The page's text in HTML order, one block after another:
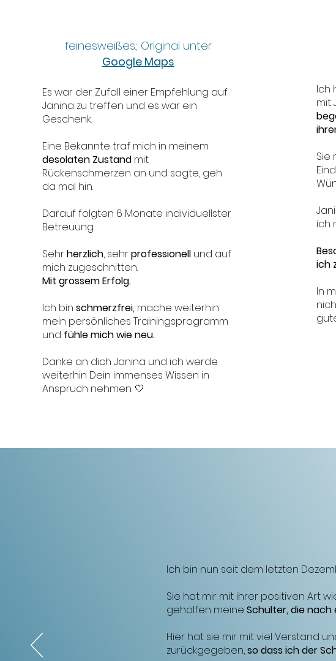
feinesweißes.; Original unter
Google Maps
Es war der Zufall einer Empfehlung auf
Janina zu treffen und es war ein
Geschenk.
Eine Bekannte traf mich in meinem
desolaten Zustand mit
Rückenschmerzen an und sagte, geh
da mal hin.
Darauf folgten 6 Monate individuellster
Betreuung.
Sehrherzlich, sehrprofessionell und auf
mich zugeschnitten.
Mit grossem Erfolg.
Ich binschmerzfrei, mache weiterhin
mein persönliches Trainingsprogramm
und fühle mich wie neu.
Danke an dich Janina und ich werde
weiterhin Dein immenses Wissen in
Anspruch nehmen. 🤍
Ich
mit
Sie
ich
ich
In
Ich bin nun seit dem letzten
Sie hat mir mit ihrer positiven Art
geholfen meine Schulter, die
Hier hat sie mir mit viel Verstand
zurückgegeben,so dass ich der